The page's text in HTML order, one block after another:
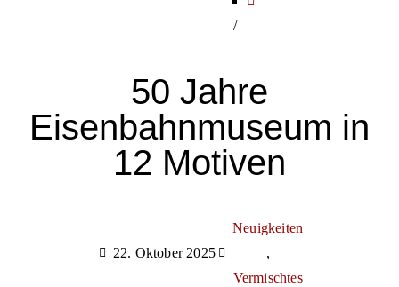
/
50 Jahre
Eisenbahnmuseum in
12 Motiven
22. Oktober 2025
Neuigkeiten
,
Vermischtes